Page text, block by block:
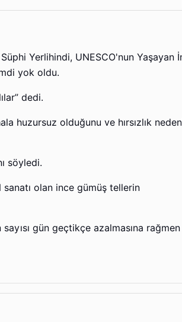
Yerlihindi, UNESCO'nun Yaşayan
yok oldu.
dedi.
huzursuz olduğunu ve hırsızlık
söyledi.
olan ince gümüş tellerin
gün geçtikçe azalmasına rağmen